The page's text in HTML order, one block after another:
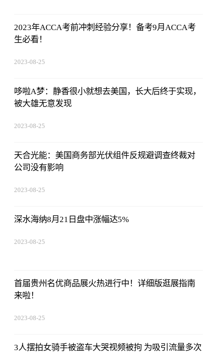
2023年ACCA考前冲刺经验分享！备考9月ACCA考
生必看！
2023-08-25
哆啦A梦：静香很小就想去美国，长大后终于实现，
被大雄无意发现
2023-08-25
天合光能：美国商务部光伏组件反规避调查终裁对
公司没有影响
2023-08-25
深水海纳8月21日盘中涨幅达5%
2023-08-25
首届贵州名优商品展火热进行中！详细版逛展指南
来啦！
2023-08-25
3人摆拍女骑手被盗车大哭视频被拘 为吸引流量多次